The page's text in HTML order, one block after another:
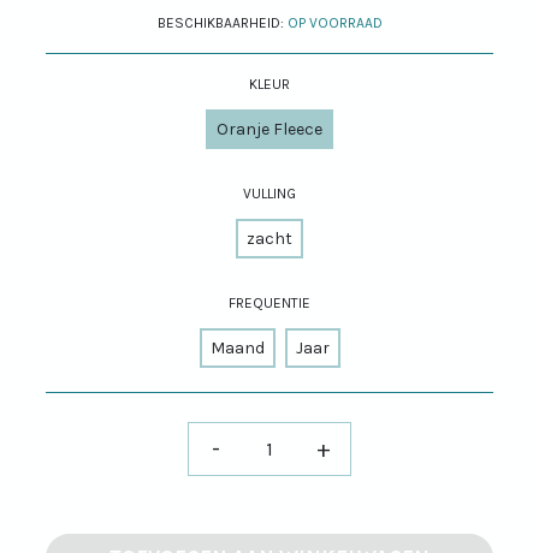
BESCHIKBAARHEID: OP VOORRAAD
KLEUR
Oranje Fleece
VULLING
zacht
FREQUENTIE
Maand Jaar
- +